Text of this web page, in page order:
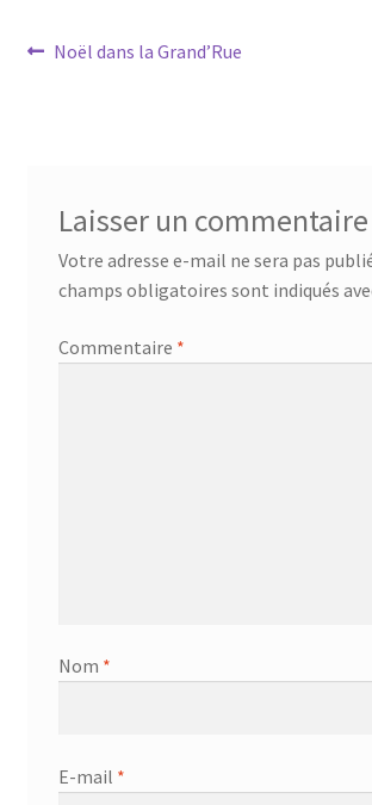
Navigation
Article
Noël dans la Grand’Rue
Laisser un commentaire
Votre adresse e-mail ne sera pas
champs obligatoires sont indiqués
Commentaire *
Nom *
E-mail *